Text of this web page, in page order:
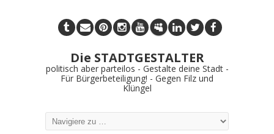
Die STADTGESTALTER
politisch aber parteilos - Gestalte deine Stadt -
Für Bürgerbeteiligung! - Gegen Filz und
Klüngel